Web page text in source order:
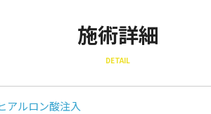
施術詳細
DETAIL
アルロン酸注入